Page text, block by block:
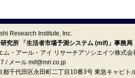
Research Institute, Inc.
究所 「生活者市場予測システム (mif)」事務局
ム・アール・アイ リサーチアソシエイツ株式会
/ メール mif@mri.co.jp
千代田区永田町二丁目10番3号 東急キャピト